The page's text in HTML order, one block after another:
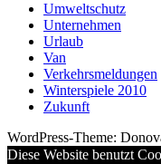
Umweltschutz
Unternehmen
Urlaub
Van
Verkehrsmeldungen
Winterspiele 2010
Zukunft
WordPress-Theme:
Diese Website benutzt